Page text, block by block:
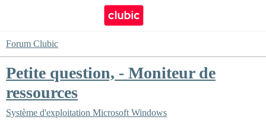
Forum Clubic
Petite question, - Moniteur de
ressources
Système d'exploitation Microsoft Windows